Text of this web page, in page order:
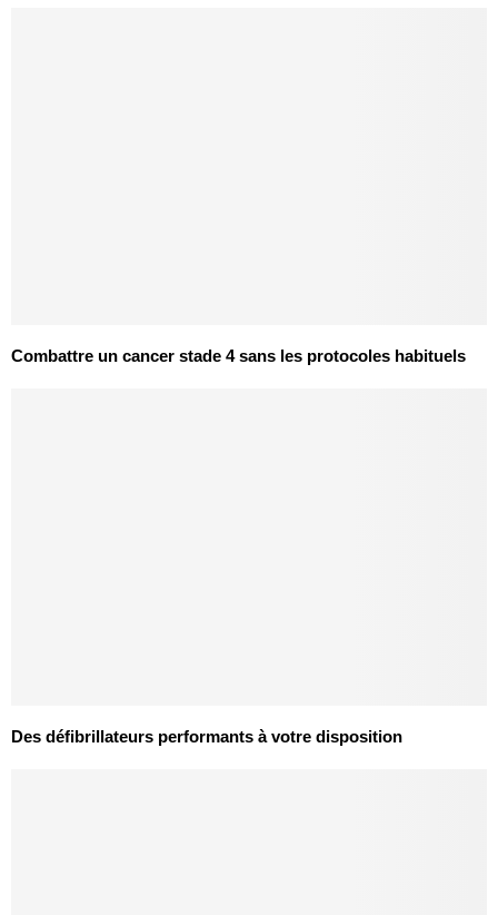
Combattre un cancer stade 4 sans les protocoles habituels
Des défibrillateurs performants à votre disposition